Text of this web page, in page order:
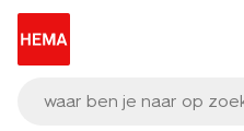
waar ben je naar op